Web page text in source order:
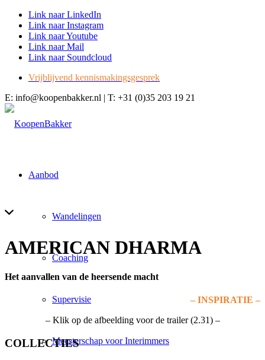
Link naar LinkedIn
Link naar Instagram
Link naar Youtube
Link naar Mail
Link naar Soundcloud
Vrijblijvend kennismakingsgesprek
E: info@koopenbakker.nl | T: +31 (0)35 203 19 21
Aanbod
Wandelingen
Coaching
Supervisie
Meesterschap voor Interimmers
AMERICAN DHARMA
Het aanvallen van de heersende macht
– INSPIRATIE –
– Klik op de afbeelding voor de trailer (2.31) –
COLLECTIES